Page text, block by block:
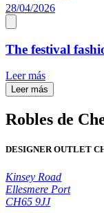
28/04/2026
The festival
Leer más
Leer más
Robles de
DESIGNER OUTLET
Kinsey Road
Ellesmere Port
CH65 9JJ